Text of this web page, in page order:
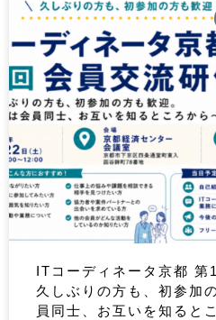
ITコーディネータ京都 第
久しぶりの方も、初参加
員同士、お互いを知ると